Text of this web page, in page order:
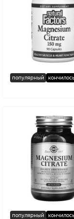
популярный
популярный